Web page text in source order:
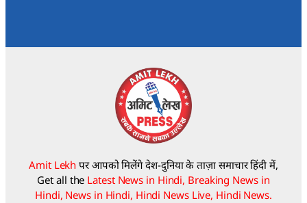
Amit Lekh पर आपको मिलेंगे देश-दुनिया के ताज़ा समाचार हिंदी में,
Get all the Latest News in Hindi, Breaking News in
Hindi, News in Hindi, Hindi News Live, Hindi News.